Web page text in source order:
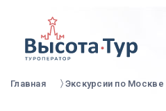
Главная Экскурсии по Москве